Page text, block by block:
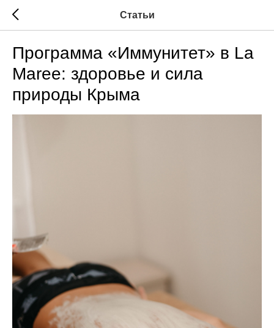
Статьи
Программа «Иммунитет» в La
Maree: здоровье и сила
природы Крыма